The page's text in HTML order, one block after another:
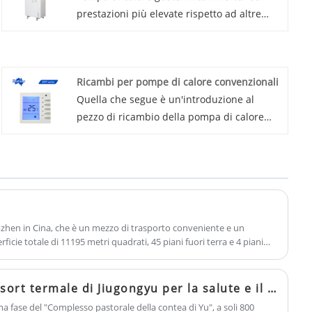
prestazioni più elevate rispetto ad altre
accensione/spegnimento del sistema, gli
sbalzi di temperatura, il rumore e il
consumo di energia. Refrigerante opzionale
Ricambi per pompe di calore convenzionali
Quella che segue è un'introduzione al
pezzo di ricambio della pompa di calore
ai vecchi clienti per continuare a
futuro migliore! In qualità di produttore
professionale di pezzi di ricambio per
pompe di calore convenzionali, puoi essere
certo di acquistare pezzi di ricambio per
pompe di calore convenzionali per
ventilazione a recupero di calore dalla
in Cina, che è un mezzo di trasporto conveniente e un
totale di 11195 metri quadrati, 45 piani fuori terra e 4 piani
giornaliera per l'intero edificio durante tutto l'anno, adotta la
il sistema di controllo dell'ambiente della piscina interna, la
di calore raffreddata ad aria.
Parco acquatico del resort termale di Jiugongyu per la salute e il benessere
fase del "Complesso pastorale della contea di Yu", a soli 800